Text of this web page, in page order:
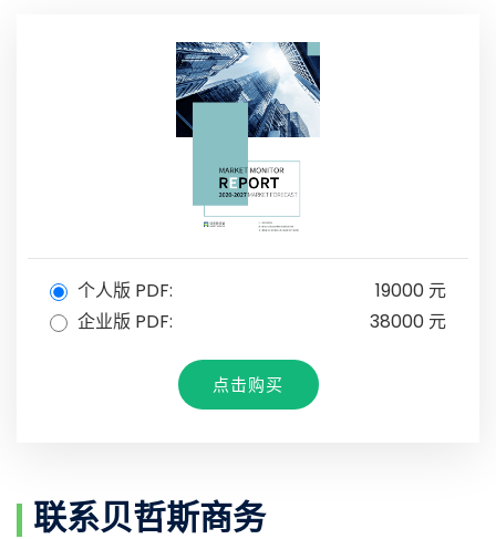
个人版 PDF:
19000 元
企业版 PDF:
38000 元
点击购买
联系贝哲斯商务